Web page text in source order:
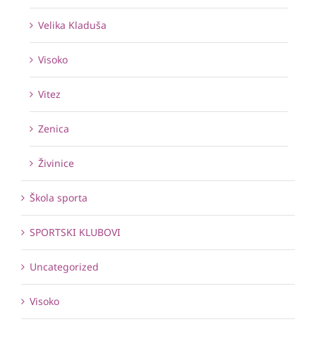
Velika Kladuša
Visoko
Vitez
Zenica
Živinice
Škola sporta
SPORTSKI KLUBOVI
Uncategorized
Visoko